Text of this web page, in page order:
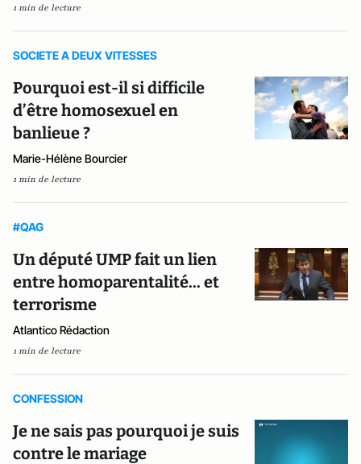
1 min de lecture
SOCIETE A DEUX VITESSES
Pourquoi est-il si difficile
d’être homosexuel en
banlieue ?
Marie-Hélène Bourcier
1 min de lecture
#QAG
Un député UMP fait un lien
entre homoparentalité... et
terrorisme
Atlantico Rédaction
1 min de lecture
CONFESSION
Je ne sais pas pourquoi je suis
contre le mariage